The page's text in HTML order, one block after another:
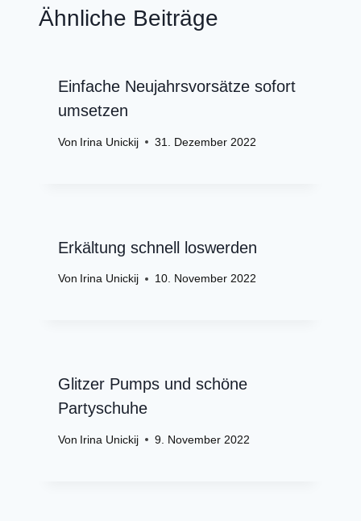
Ähnliche Beiträge
Einfache Neujahrsvorsätze sofort
umsetzen
Von Irina Unickij 31. Dezember 2022
Erkältung schnell loswerden
Von Irina Unickij 10. November 2022
Glitzer Pumps und schöne
Partyschuhe
Von Irina Unickij 9. November 2022